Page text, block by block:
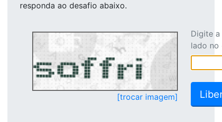
responda ao desafio abaixo.
[trocar imagem]
Digite
lado no